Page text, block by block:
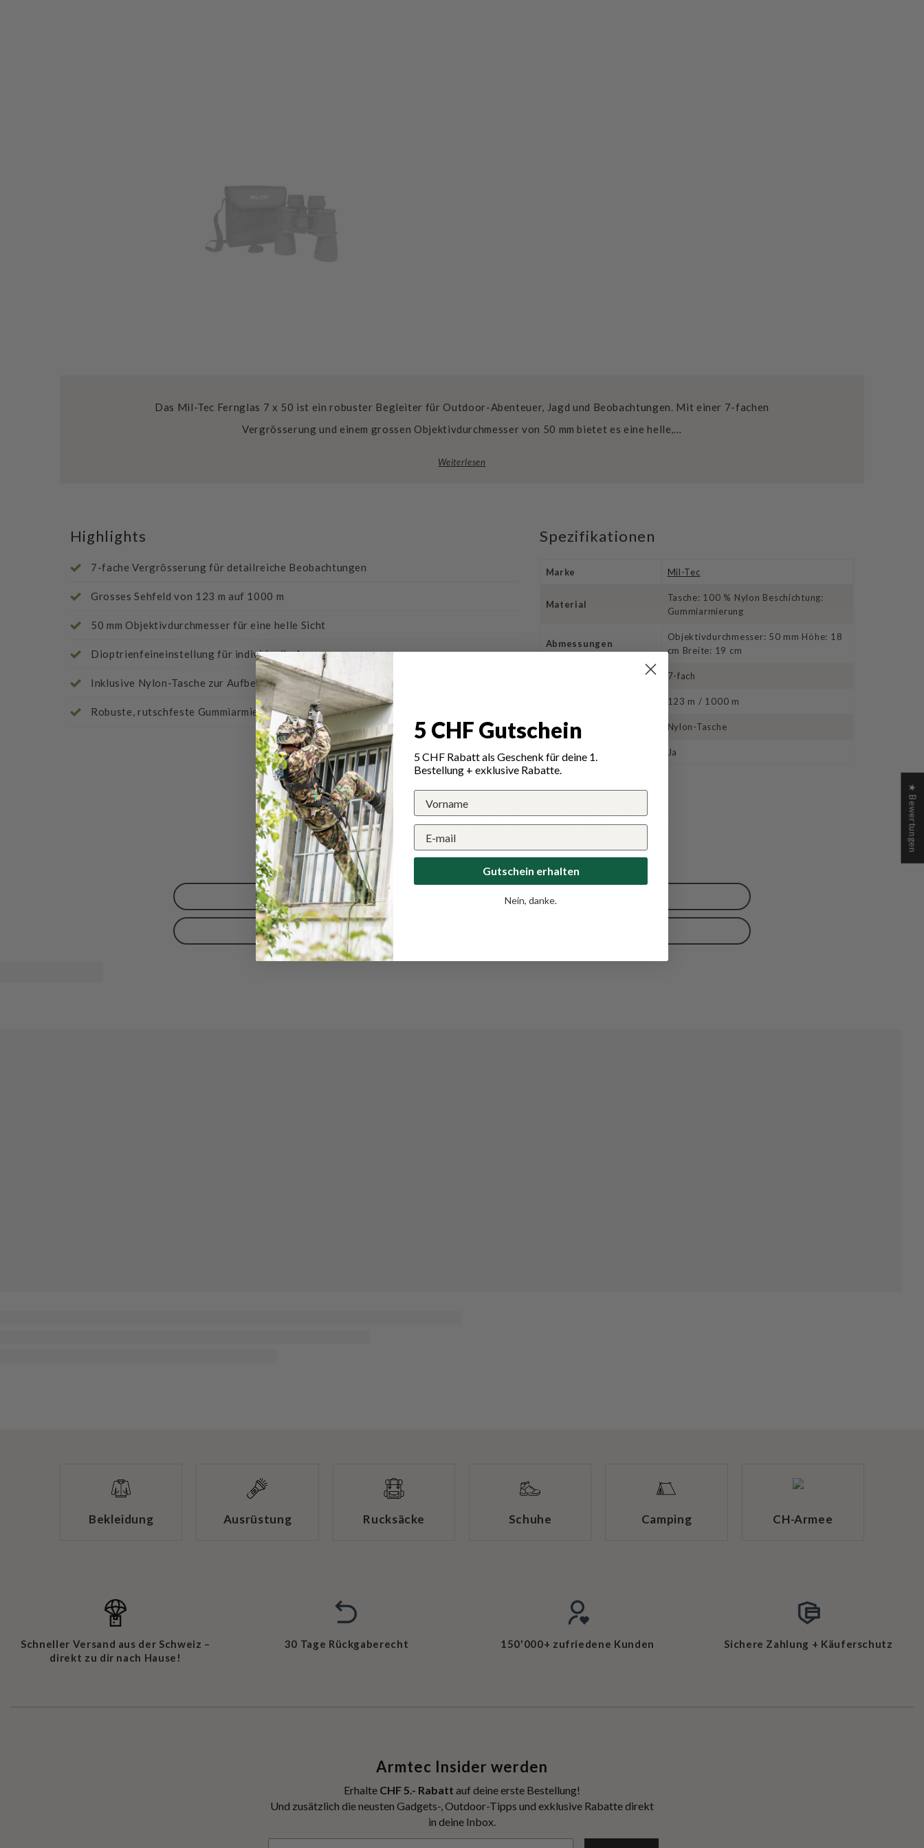
Das Mil-Tec Fernglas 7 x 50 ist ein robuster Begleiter für Outdoor-Abenteuer, Jagd und Beobachtungen. Mit einer 7-fachen
Vergrösserung und einem grossen Objektivdurchmesser von 50 mm bietet es eine helle,…
Weiterlesen
Highlights
7-fache Vergrösserung für detailreiche Beobachtungen
Grosses Sehfeld von 123 m auf 1000 m
50 mm Objektivdurchmesser für eine helle Sicht
Dioptrienfeineinstellung für individuelle Anpassung
Inklusive Nylon-Tasche zur Aufbewahrung
Robuste, rutschfeste Gummiarmierung
Spezifikationen
Marke Mil-Tec
Material
Tasche: 100 % Nylon Beschichtung:
Gummiarmierung
Abmessungen
Objektivdurchmesser: 50 mm Höhe: 18
cm Breite: 19 cm
7-fach
123 m / 1000 m
Zubehör Nylon-Tasche
Dioptrienausgleich Ja
Bewertungen für Mil-Tec Fernglas Gummiarmiert 7 x 50
Schreiben Sie die erste Bewertung
Schreibe eine Bewertung
Bekleidung Ausrüstung Rucksäcke Schuhe Camping CH-Armee
Schneller Versand aus der Schweiz –
direkt zu dir nach Hause!
30 Tage Rückgaberecht 150'000+ zufriedene Kunden Sichere Zahlung + Käuferschutz
Armtec Insider werden
Erhalte CHF 5.- Rabatt auf deine erste Bestellung!
Und zusätzlich die neusten Gadgets-, Outdoor-Tipps und exklusive Rabatte direkt
in deine Inbox.
★ Bewertungen
5 CHF Gutschein
5 CHF Rabatt als Geschenk für deine 1.
Bestellung + exklusive Rabatte.
Gutschein erhalten
Nein, danke.